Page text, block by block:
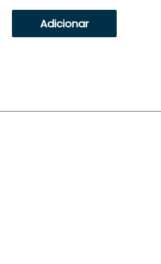
Adicionar